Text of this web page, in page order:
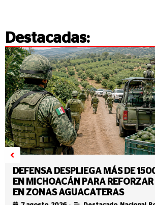
Destacadas:
DEFENSA DESPLIEGA MÁS DE
EN MICHOACÁN PARA
EN ZONAS AGUACATERAS